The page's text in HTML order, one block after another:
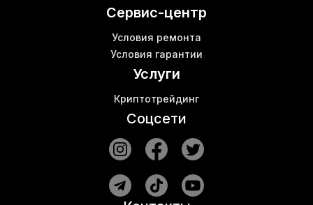
Сервис-центр
Условия ремонта
Условия гарантии
Услуги
Криптотрейдинг
Соцсети